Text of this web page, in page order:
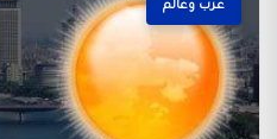
عرب وعالم